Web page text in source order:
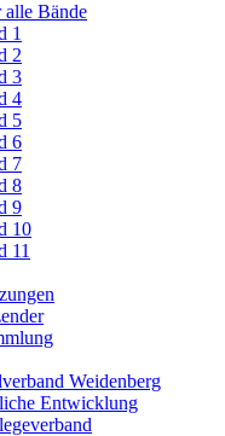
Bände
1
2
3
4
5
6
7
8
9
10
11
Weidenberg
Entwicklung